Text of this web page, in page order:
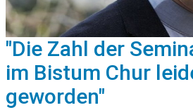
"Die Zahl der
im Bistum Chur
geworden"